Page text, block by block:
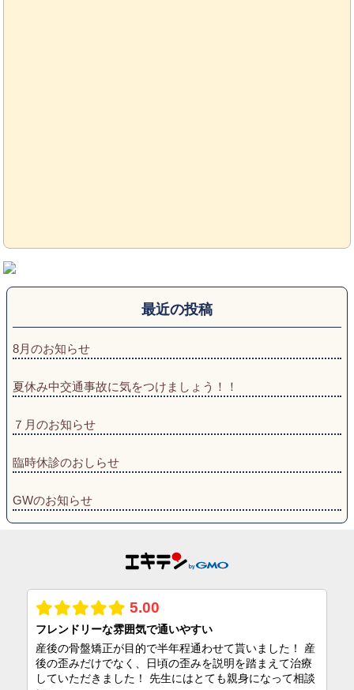
最近の投稿
8月のお知らせ
夏休み中交通事故に気をつけましょう！！
７月のお知らせ
臨時休診のおしらせ
GWのお知らせ